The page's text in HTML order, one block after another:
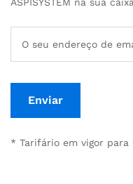
ASPISYSTEM na sua
* Tarifário em vigor para